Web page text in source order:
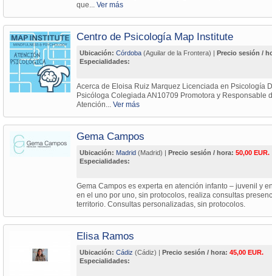
que... Ver más
Centro de Psicología Map Institute
Ubicación: Córdoba (Aguilar de la Frontera) | Precio sesión /
Especialidades:
Acerca de Eloisa Ruiz Marquez Licenciada en Psicología
Psicóloga Colegiada AN10709 Promotora y Responsable
Atención... Ver más
Gema Campos
Ubicación: Madrid (Madrid) | Precio sesión / hora: 50,00 EUR.
Especialidades:
Gema Campos es experta en atención infanto – juvenil y
en el uno por uno, sin protocolos, realiza consultas
territorio. Consultas personalizadas, sin protocolos.
Elisa Ramos
Ubicación: Cádiz (Cádiz) | Precio sesión / hora: 45,00 EUR.
Especialidades: